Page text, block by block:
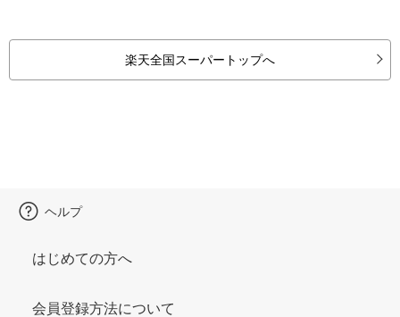
楽天全国スーパートップへ
ヘルプ
はじめての方へ
会員登録方法について